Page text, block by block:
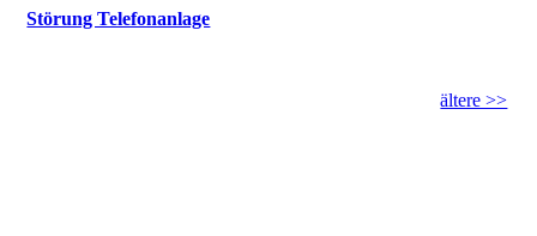
Störung Telefonanlage
ältere >>